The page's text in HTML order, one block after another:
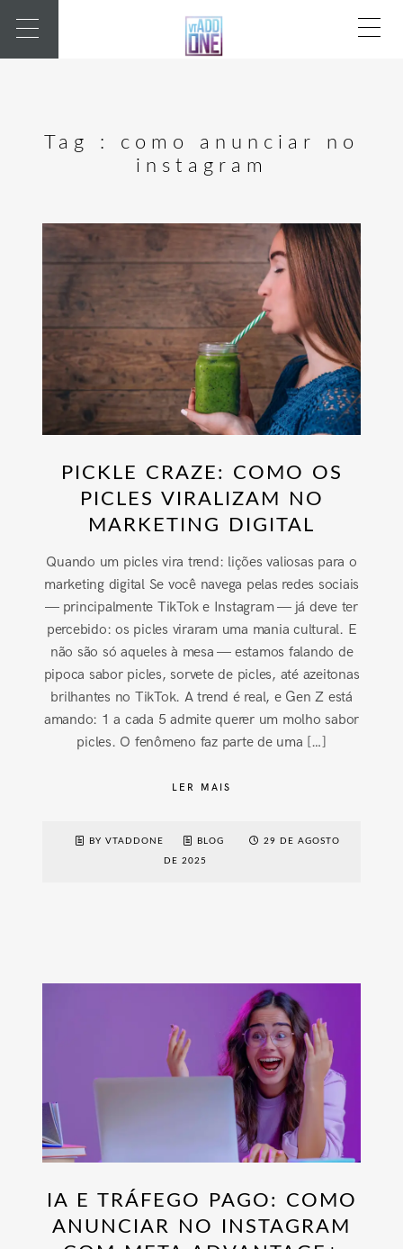
Tag : como anunciar no
instagram
PICKLE CRAZE: COMO OS
PICLES VIRALIZAM NO
MARKETING DIGITAL
Quando um picles vira trend: lições valiosas para o
marketing digital Se você navega pelas redes sociais
— principalmente TikTok e Instagram — já deve ter
percebido: os picles viraram uma mania cultural. E
não são só aqueles à mesa — estamos falando de
pipoca sabor picles, sorvete de picles, até azeitonas
brilhantes no TikTok. A trend é real, e Gen Z está
amando: 1 a cada 5 admite querer um molho sabor
picles. O fenômeno faz parte de uma […]
LER MAIS
BY VTADDONE BLOG 29 DE AGOSTO
DE 2025
IA E TRÁFEGO PAGO: COMO
ANUNCIAR NO INSTAGRAM